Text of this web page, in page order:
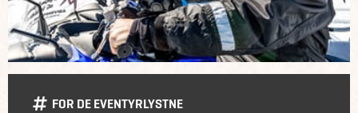
FOR DE EVENTYRLYSTNE